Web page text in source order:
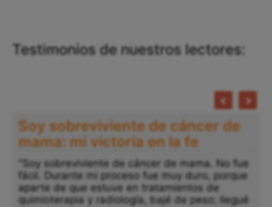
Testimonios de nuestros lectores:
Soy sobreviviente de cáncer de
mama: mi victoria en la fe
"Soy sobreviviente de cáncer de mama. No fue
fácil. Durante mi proceso fue muy duro, porque
aparte de que estuve en tratamientos de
quimioterapia y radiología, bajé de peso; llegué